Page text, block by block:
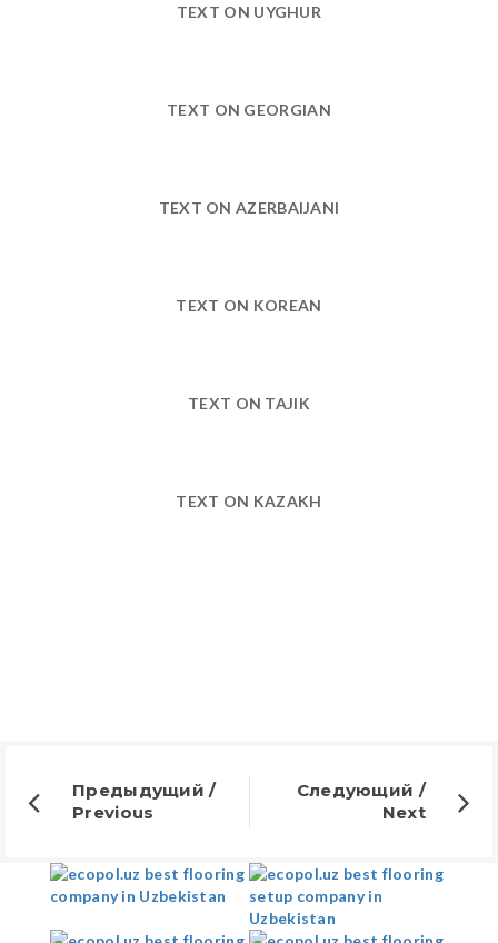
TEXT ON UYGHUR
TEXT ON GEORGIAN
TEXT ON AZERBAIJANI
TEXT ON KOREAN
TEXT ON TAJIK
TEXT ON KAZAKH
Предыдущий /
Previous
Следующий /
Next